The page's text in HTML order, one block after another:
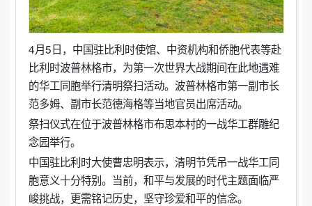
4月5日，中国驻比利时使馆、中资机构和侨胞代表等赴
比利时波普林格市，为第一次世界大战期间在此地遇难
的华工同胞举行清明祭扫活动。波普林格市第一副市长
范多姆、副市长范德海格等当地官员出席活动。
祭扫仪式在位于波普林格市布思本村的一战华工群雕纪
念园举行。
中国驻比利时大使曹忠明表示，清明节凭吊一战华工同
胞意义十分特别。当前，和平与发展的时代主题面临严
峻挑战，更需铭记历史，坚守珍爱和平的信念。